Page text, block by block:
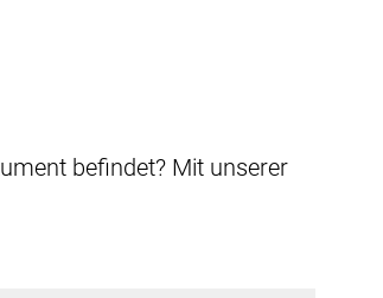
befindet? Mit unserer